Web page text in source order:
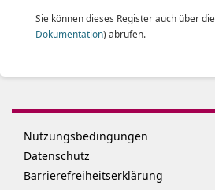
Sie können dieses Register auch über die
Dokumentation) abrufen.
Nutzungsbedingungen
Datenschutz
Barrierefreiheitserklärung